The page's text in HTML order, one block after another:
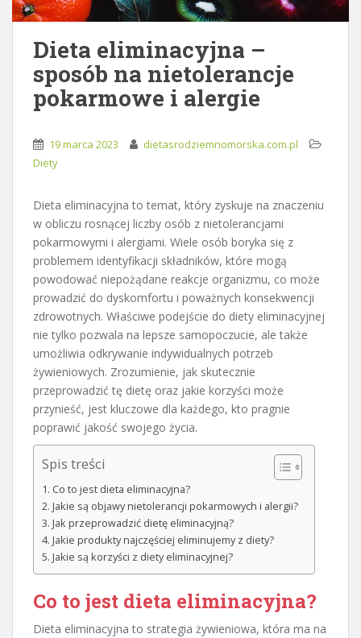
Dieta eliminacyjna –
sposób na nietolerancje
pokarmowe i alergie
19 marca 2023
dietasrodziemnomorska.com.pl
Diety
Dieta eliminacyjna to temat, który zyskuje na znaczeniu
w obliczu rosnącej liczby osób z nietolerancjami
pokarmowymi i alergiami. Wiele osób boryka się z
problemem identyfikacji składników, które mogą
powodować niepożądane reakcje organizmu, co może
prowadzić do dyskomfortu i poważnych konsekwencji
zdrowotnych. Właściwe podejście do diety eliminacyjnej
nie tylko pozwala na lepsze samopoczucie, ale także
umożliwia odkrywanie indywidualnych potrzeb
żywieniowych. Zrozumienie, jak skutecznie
przeprowadzić tę dietę oraz jakie korzyści może
przynieść, jest kluczowe dla każdego, kto pragnie
poprawić jakość swojego życia.
Spis treści
Co to jest dieta eliminacyjna?
Jakie są objawy nietolerancji pokarmowych i alergii?
Jak przeprowadzić dietę eliminacyjną?
Jakie produkty najczęściej eliminujemy z diety?
Jakie są korzyści z diety eliminacyjnej?
Co to jest dieta eliminacyjna?
Dieta eliminacyjna to strategia żywieniowa, która ma na